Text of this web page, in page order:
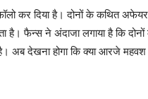
कर दिया है। दोनों के कथित
है। फैन्स ने अंदाजा लगाया है कि
है। अब देखना होगा कि क्या आरजे